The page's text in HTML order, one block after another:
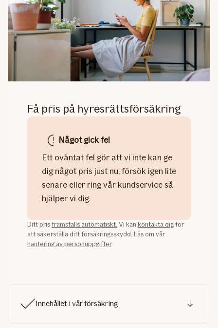
Få pris på hyresrätts­försäkring
Något gick fel
Ett oväntat fel gör att vi inte kan ge
dig något pris just nu, försök igen lite
senare eller ring vår kundservice så
hjälper vi dig.
Ditt prisframställs automatiskt. Vi kan kontakta digför
att säkerställa ditt försäkringsskydd. Läs om vår
hantering av personuppgifter.
Innehållet i vår försäkring